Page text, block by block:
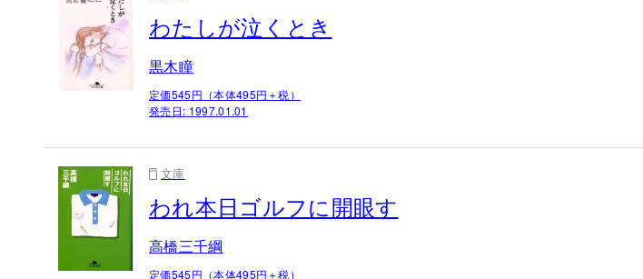
わたしが泣くとき
黒木瞳
定価545円（本体495円＋税）
発売日: 1997.01.01
文庫
われ本日ゴルフに開眼す
高橋三千綱
定価545円（本体495円＋税）